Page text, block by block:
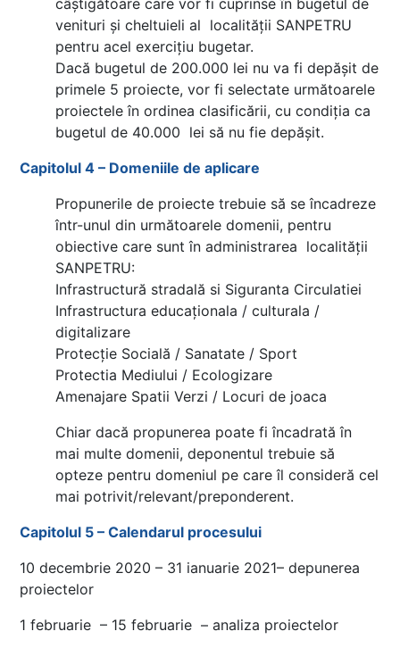
câștigătoare care vor fi cuprinse în bugetul de
venituri și cheltuieli al localității SANPETRU
pentru acel exercițiu bugetar.
Dacă bugetul de 200.000 lei nu va fi depășit de
primele 5 proiecte, vor fi selectate următoarele
proiectele în ordinea clasificării, cu condiția ca
bugetul de 40.000 lei să nu fie depășit.
Capitolul 4 – Domeniile de aplicare
Propunerile de proiecte trebuie să se încadreze
într-unul din următoarele domenii, pentru
obiective care sunt în administrarea localității
SANPETRU:
Infrastructură stradală si Siguranta Circulatiei
Infrastructura educaționala / culturala /
digitalizare
Protecție Socială / Sanatate / Sport
Protectia Mediului / Ecologizare
Amenajare Spatii Verzi / Locuri de joaca
Chiar dacă propunerea poate fi încadrată în
mai multe domenii, deponentul trebuie să
opteze pentru domeniul pe care îl consideră cel
mai potrivit/relevant/preponderent.
Capitolul 5 – Calendarul procesului
10 decembrie 2020 – 31 ianuarie 2021– depunerea
proiectelor
1 februarie – 15 februarie – analiza proiectelor